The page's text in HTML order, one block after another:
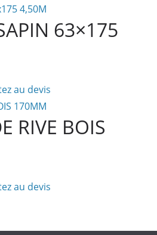
63×175
au devis
RIVE BOIS
au devis